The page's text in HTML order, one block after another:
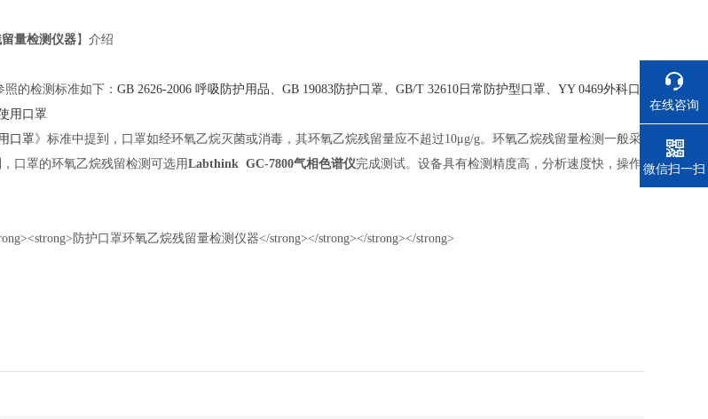
量检测仪器】介绍
的检测标准如下： GB 2626-2006 呼吸防护用品、 GB 19083防护口罩、 GB/T 32610 日常防护型口罩、 YY 0469外科口
用口罩
口罩》标准中提到，口罩如经环氧乙烷灭菌或消毒，其环氧乙烷残留量应不超过10μg/g。环氧乙烷残留量检测一般采
口罩的环氧乙烷残留检测可选用Labthink GC-7800气相色谱仪完成测试。设备具有检测精度高，分析速度快，操作
在线咨询
电话
微信扫一扫